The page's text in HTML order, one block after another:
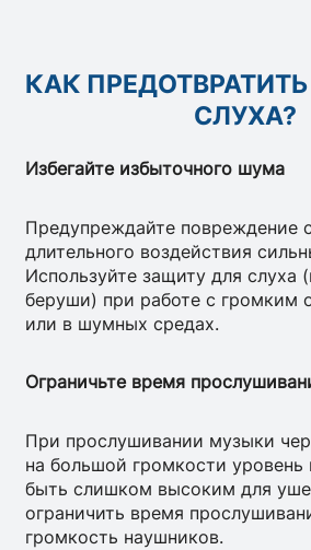
КАК
СЛУХА?
Избегайте избыточного шума
Предупреждайте повреждение
длительного воздействия
Используйте защиту для слуха
беруши) при работе с громким
или в шумных средах.
Ограничьте время
При прослушивании музыки
на большой громкости
быть слишком высоким для
ограничить время
громкость наушников.